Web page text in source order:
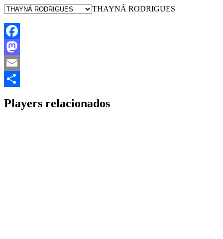
THAYNÁ RODRIGUES
Facebook
Mastodon
Email
Players relacionados